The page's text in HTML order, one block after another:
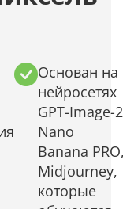
Основан на
нейросетях
GPT-Image-
Nano
Banana
Midjourney,
которые